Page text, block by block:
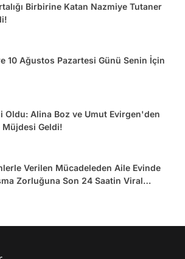
Birbirine Katan Nazmiye Tutaner
10 Ağustos Pazartesi Günü Senin İçin
Oldu: Alina Boz ve Umut Evirgen'den
Müjdesi Geldi!
Verilen Mücadeleden Aile Evinde
Zorluğuna Son 24 Saatin Viral